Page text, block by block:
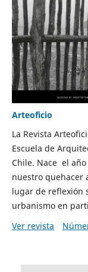
Arteoficio
La Revista
Escuela de
Chile. Nace el
nuestro quehacer
lugar de reflexión
urbanismo en
Ver revista